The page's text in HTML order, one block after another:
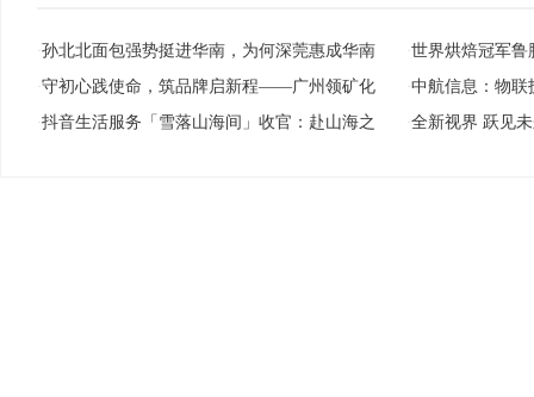
·孙北北面包强势挺进华南，为何深莞惠成华南 ·世界烘焙冠军鲁
·守初心践使命，筑品牌启新程——广州领矿化 ·中航信息：物联
·抖音生活服务「雪落山海间」收官：赴山海之 ·全新视界 跃见